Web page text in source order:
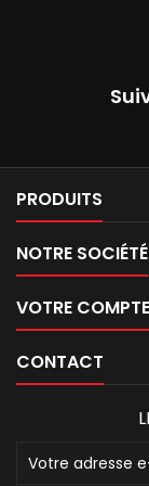
PRODUITS
NOTRE SOCIÉTÉ
VOTRE COMPTE
CONTACT